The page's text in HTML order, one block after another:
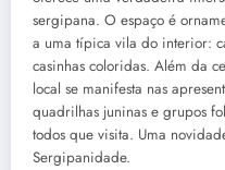
sergipana. O espaço é
a uma típica vila do interior:
casinhas coloridas. Além da
local se manifesta nas
quadrilhas juninas e grupos
todos que visita. Uma
Sergipanidade.